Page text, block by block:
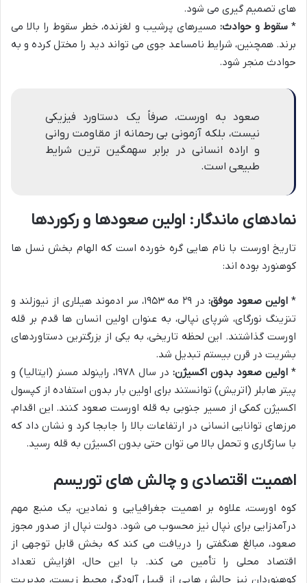
های تصمیم گیری می شود.
*سقوط و حوادث: مسیرهای پرشیب و لغزنده، خطر سقوط را بالا می
برند. همچنین، شرایط نامساعد جوی می تواند دید را مختل کرده و به
حوادث منجر شود.
صعود به اورست، صرفاً یک دستاورد فیزیکی
نیست، بلکه آزمونی بی رحمانه از مقاومت روانی
و اراده انسانی در برابر سهمگین ترین شرایط
طبیعی است.
نمادهای ماندگار: اولین صعودها و رکوردها
تاریخ اورست با نام هایی گره خورده است که الهام بخش نسل ها
کوهنورد بوده اند:
* اولین صعود موفق:
در ۲۹ مه ۱۹۵۳، سر ادموند هیلاری از نیوزلند و
تنزینگ نورگای، شرپای نپالی، به عنوان اولین انسان ها قدم بر قله
اورست گذاشتند. این لحظه تاریخی، به یکی از بزرگترین دستاوردهای
بشریت در قرن بیستم تبدیل شد.
* اولین صعود بدون اکسیژن:
در سال ۱۹۷۸، راینولد مسنر (ایتالیا) و
پیتر هابلر (اتریش) توانستند برای اولین بار بدون استفاده از کپسول
اکسیژن کمکی از مسیر جنوبی به قله اورست صعود کنند. این اقدام،
مرزهای توانایی انسانی در ارتفاعات بالا را جابجا کرد و نشان داد که
با سازگاری و تحمل بالا می توان حتی بدون اکسیژن به قله رسید.
اهمیت اقتصادی و چالش های توریسم
کوه اورست، علاوه بر اهمیت جغرافیایی و نمادین، یک منبع مهم
درآمدزایی برای نپال نیز محسوب می شود. دولت نپال از صدور مجوز
صعود، مبالغ هنگفتی را دریافت می کند که بخش قابل توجهی از
اقتصاد محلی را تأمین می کند. با این حال، افزایش تعداد
کوهنوردان نیز چالش هایی از قبیل آلودگی محیط زیست، مدیریت